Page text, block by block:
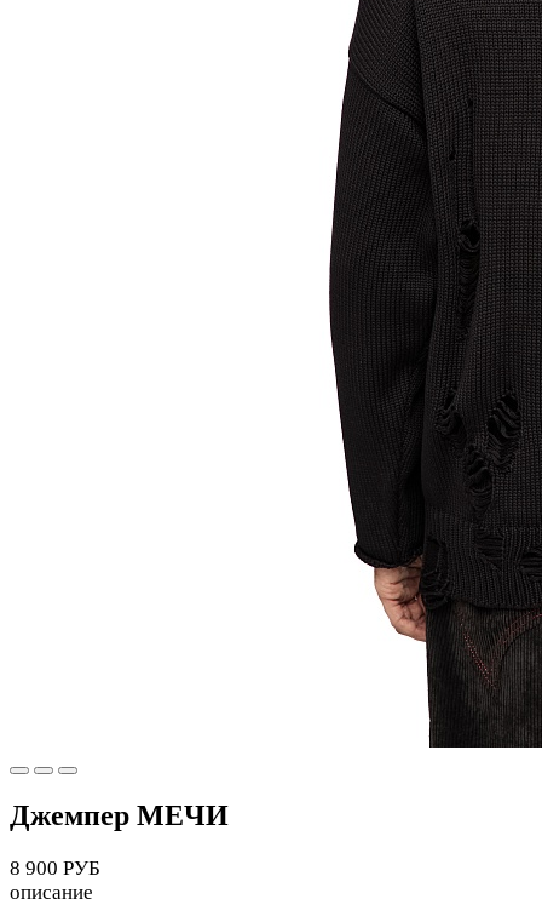
Джемпер МЕЧИ
8 900 РУБ
описание